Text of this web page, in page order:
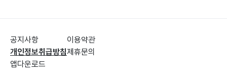
공지사항
개인정보취급방침
앱다운로드
이용약관
제휴문의